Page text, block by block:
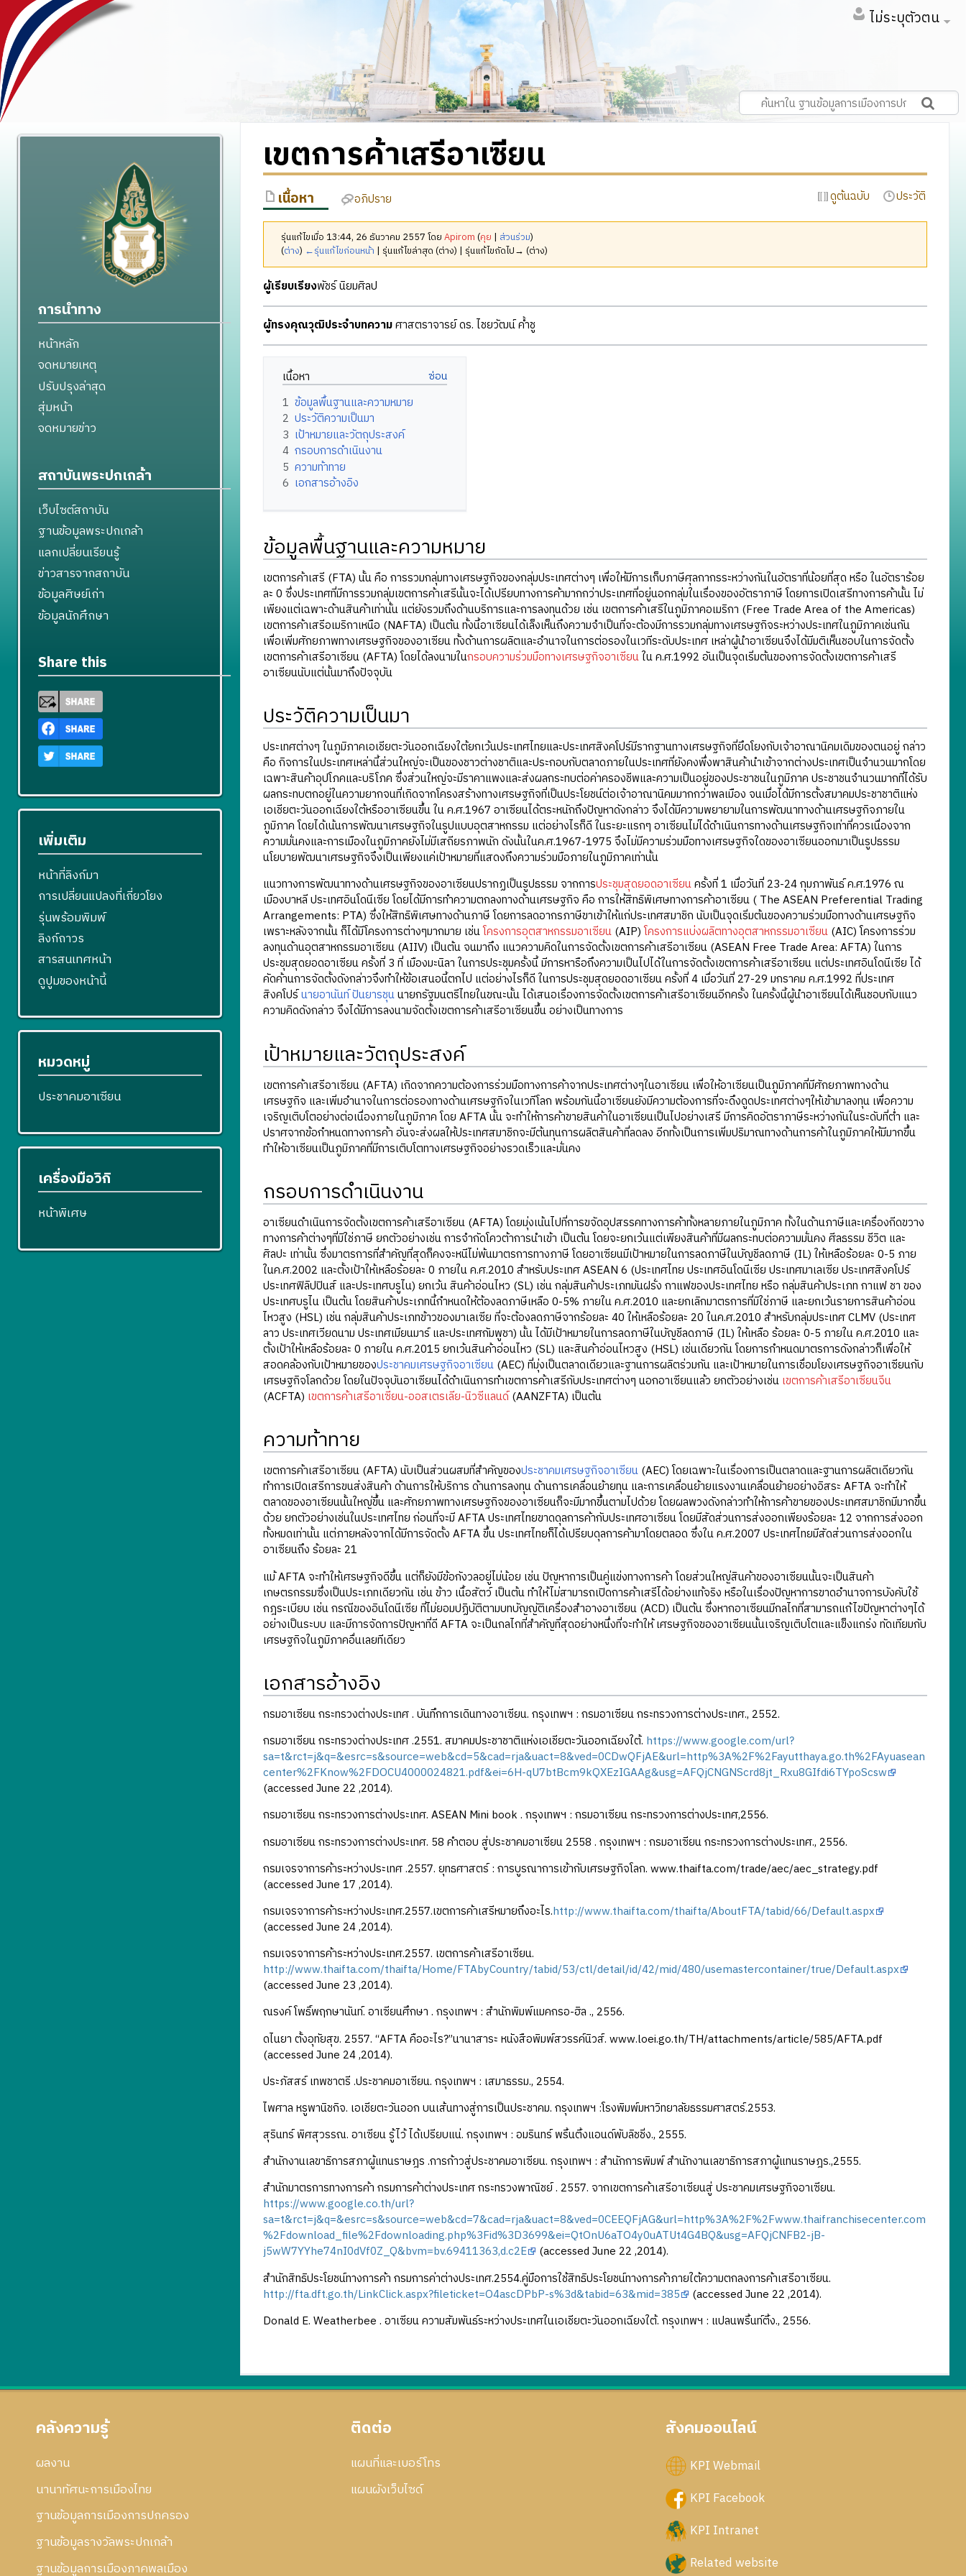
ไม่ระบุตัวตน
เขตการค้าเสรีอาเซียน
เนื้อหา อภิปราย ดูต้นฉบับ ประวัติ
รุ่นแก้ไขเมื่อ 13:44, 26 ธันวาคม 2557 โดยApirom (คุย | ส่วนร่วม)
(ต่าง) ←รุ่นแก้ไขก่อนหน้า | รุ่นแก้ไขล่าสุด (ต่าง) | รุ่นแก้ไขถัดไป→ (ต่าง)
ผู้เรียบเรียงพัชร์ นิยมศิลป
ผู้ทรงคุณวุฒิประจำบทความศาสตราจารย์ ดร. ไชยวัฒน์ ค้ำชู
เนื้อหา
1 ข้อมูลพื้นฐานและความหมาย
2 ประวัติความเป็นมา
3 เป้าหมายและวัตถุประสงค์
4 กรอบการดำเนินงาน
5 ความท้าทาย
6 เอกสารอ้างอิง
ข้อมูลพื้นฐานและความหมาย
เขตการค้าเสรี (FTA) นั้น คือ การรวมกลุ่มทางเศรษฐกิจของกลุ่มประเทศต่างๆ เพื่อให้มีการเก็บภาษีศุลกากรระหว่างกันในอัตราที่น้อยที่สุด หรือ ในอัตราร้อย
ละ 0 ซึ่งประเทศที่มีการรวมกลุ่มเขตการค้าเสรีนั้นจะได้เปรียบทางการค้ามากกว่าประเทศที่อยู่นอกกลุ่มในเรื่องของอัตราภาษี โดยการเปิดเสรีทางการค้านั้น ไม่
เพียงแต่เฉพาะด้านสินค้าเท่านั้น แต่ยังรวมถึงด้านบริการและการลงทุนด้วย เช่น เขตการค้าเสรีในภูมิภาคอเมริกา (Free Trade Area of the Americas)
เขตการค้าเสรีอเมริกาเหนือ (NAFTA) เป็นต้น ทั้งนี้อาเซียนได้เล็งเห็นถึงความจำเป็นที่จะต้องมีการรวมกลุ่มทางเศรษฐกิจระหว่างประเทศในภูมิภาคเช่นกัน
เพื่อเพิ่มศักยภาพทางเศรษฐกิจของอาเซียน ทั้งด้านการผลิตและอำนาจในการต่อรองในเวทีระดับประเทศ เหล่าผู้นำอาเซียนจึงได้มีมติเห็นชอบในการจัดตั้ง
เขตการค้าเสรีอาเซียน (AFTA) โดยได้ลงนามในกรอบความร่วมมือทางเศรษฐกิจอาเซียนใน ค.ศ.1992 อันเป็นจุดเริ่มต้นของการจัดตั้งเขตการค้าเสรี
อาเซียนนับแต่นั้นมาถึงปัจจุบัน
ประวัติความเป็นมา
ประเทศต่างๆ ในภูมิภาคเอเชียตะวันออกเฉียงใต้ยกเว้นประเทศไทยและประเทศสิงคโปร์มีรากฐานทางเศรษฐกิจที่ยึดโยงกับเจ้าอาณานิคมเดิมของตนอยู่ กล่าว
คือ กิจการในประเทศเหล่านี้ส่วนใหญ่จะเป็นของชาวต่างชาติและประกอบกับตลาดภายในประเทศที่ยังคงพึ่งพาสินค้านำเข้าจากต่างประเทศเป็นจำนวนมากโดย
เฉพาะสินค้าอุปโภคและบริโภค ซึ่งส่วนใหญ่จะมีราคาแพงและส่งผลกระทบต่อค่าครองชีพและความเป็นอยู่ของประชาชนในภูมิภาค ประชาชนจำนวนมากที่ได้รับ
ผลกระทบตกอยู่ในความยากจนที่เกิดจากโครงสร้างทางเศรษฐกิจที่เป็นประโยชน์ต่อเจ้าอาณานิคมมากกว่าพลเมือง จนเมื่อได้มีการตั้งสมาคมประชาชาติแห่ง
เอเชียตะวันออกเฉียงใต้หรืออาเซียนขึ้น ใน ค.ศ.1967 อาเซียนได้ตระหนักถึงปัญหาดังกล่าว จึงได้มีความพยายามในการพัฒนาทางด้านเศรษฐกิจภายใน
ภูมิภาค โดยได้เน้นการพัฒนาเศรษฐกิจในรูปแบบอุตสาหกรรม แต่อย่างไรก็ดี ในระยะแรกๆ อาเซียนไม่ได้ดำเนินการทางด้านเศรษฐกิจเท่าที่ควรเนื่องจาก
ความมั่นคงและการเมืองในภูมิภาคยังไม่มีเสถียรภาพนัก ดังนั้นในค.ศ.1967-1975 จึงไม่มีความร่วมมือทางเศรษฐกิจใดของอาเซียนออกมาเป็นรูปธรรม
นโยบายพัฒนาเศรษฐกิจจึงเป็นเพียงแค่เป้าหมายที่แสดงถึงความร่วมมือภายในภูมิภาคเท่านั้น
แนวทางการพัฒนาทางด้านเศรษฐกิจของอาเซียนปรากฏเป็นรูปธรรม จากการประชุมสุดยอดอาเซียนครั้งที่ 1 เมื่อวันที่ 23-24 กุมภาพันธ์ ค.ศ.1976 ณ
เมืองบาหลี ประเทศอินโดนีเซีย โดยได้มีการทำความตกลงทางด้านเศรษฐกิจ คือ การให้สิทธิพิเศษทางการค้าอาเซียน ( The ASEAN Preferential Trading
Arrangements: PTA) ซึ่งให้สิทธิพิเศษทางด้านภาษี โดยการลดอากรภาษีขาเข้าให้แก่ประเทศสมาชิก นับเป็นจุดเริ่มต้นของความร่วมมือทางด้านเศรษฐกิจ
เพราะหลังจากนั้น ก็ได้มีโครงการต่างๆมากมาย เช่นโครงการอุตสาหกรรมอาเซียน(AIP)โครงการแบ่งผลิตทางอุตสาหกรรมอาเซียน(AIC) โครงการร่วม
ลงทุนด้านอุตสาหกรรมอาเซียน (AIIV) เป็นต้น จนมาถึง แนวความคิดในการจัดตั้งเขตการค้าเสรีอาเซียน (ASEAN Free Trade Area: AFTA) ในการ
ประชุมสุดยอดอาเซียน ครั้งที่ 3 ที่ เมืองมะนิลา ในการประชุมครั้งนี้ มีการหารือถึงความเป็นไปได้ในการจัดตั้งเขตการค้าเสรีอาเซียน แต่ประเทศอินโดนีเซีย ได้
คัดค้านการจัดตั้งดังกล่าวจึงทำให้ข้อเสนอนี้ตกไป แต่อย่างไรก็ดี ในการประชุมสุดยอดอาเซียน ครั้งที่ 4 เมื่อวันที่ 27-29 มกราคม ค.ศ.1992 ที่ประเทศ
สิงคโปร์นายอานันท์ ปันยารชุนนายกรัฐมนตรีไทยในขณะนั้น ได้เสนอเรื่องการจัดตั้งเขตการค้าเสรีอาเซียนอีกครั้ง ในครั้งนี้ผู้นำอาเซียนได้เห็นชอบกับแนว
ความคิดดังกล่าว จึงได้มีการลงนามจัดตั้งเขตการค้าเสรีอาเซียนขึ้น อย่างเป็นทางการ
เป้าหมายและวัตถุประสงค์
เขตการค้าเสรีอาเซียน (AFTA) เกิดจากความต้องการร่วมมือทางการค้าจากประเทศต่างๆในอาเซียน เพื่อให้อาเซียนเป็นภูมิภาคที่มีศักยภาพทางด้าน
เศรษฐกิจ และเพิ่มอำนาจในการต่อรองทางด้านเศรษฐกิจในเวทีโลก พร้อมกันนี้อาเซียนยังมีความต้องการที่จะดึงดูดประเทศต่างๆให้เข้ามาลงทุน เพื่อความ
เจริญเติบโตอย่างต่อเนื่องภายในภูมิภาค โดย AFTA นั้น จะทำให้การค้าขายสินค้าในอาเซียนเป็นไปอย่างเสรี มีการคิดอัตราภาษีระหว่างกันในระดับที่ต่ำ และ
ปราศจากข้อกำหนดทางการค้า อันจะส่งผลให้ประเทศสมาชิกจะมีต้นทุนการผลิตสินค้าที่ลดลง อีกทั้งเป็นการเพิ่มปริมาณทางด้านการค้าในภูมิภาคให้มีมากขึ้น
ทำให้อาเซียนเป็นภูมิภาคที่มีการเติบโตทางเศรษฐกิจอย่างรวดเร็วและมั่นคง
กรอบการดำเนินงาน
อาเซียนดำเนินการจัดตั้งเขตการค้าเสรีอาเซียน (AFTA) โดยมุ่งเน้นไปที่การขจัดอุปสรรคทางการค้าทั้งหลายภายในภูมิภาค ทั้งในด้านภาษีและเครื่องกีดขวาง
ทางการค้าต่างๆที่มิใช่ภาษี ยกตัวอย่างเช่น การจำกัดโควต้าการนำเข้า เป็นต้น โดยจะยกเว้นแต่เพียงสินค้าที่มีผลกระทบต่อความมั่นคง ศีลธรรม ชีวิต และ
ศิลปะ เท่านั้น ซึ่งมาตรการที่สำคัญที่สุดก็คงจะหนีไม่พ้นมาตรการทางภาษี โดยอาเซียนมีเป้าหมายในการลดภาษีในบัญชีลดภาษี (IL) ให้เหลือร้อยละ 0-5 ภาย
ในค.ศ.2002 และตั้งเป้าให้เหลือร้อยละ 0 ภายใน ค.ศ.2010 สำหรับประเทศ ASEAN 6 (ประเทศไทย ประเทศอินโดนีเซีย ประเทศมาเลเซีย ประเทศสิงคโปร์
ประเทศฟิลิปปินส์ และประเทศบรูไน) ยกเว้น สินค้าอ่อนไหว (SL) เช่น กลุ่มสินค้าประเภทมันฝรั่ง กาแฟของประเทศไทย หรือ กลุ่มสินค้าประเภท กาแฟ ชา ของ
ประเทศบรูไน เป็นต้น โดยสินค้าประเภทนี้กำหนดให้ต้องลดภาษีเหลือ 0-5% ภายใน ค.ศ.2010 และยกเลิกมาตรการที่มิใช่ภาษี และยกเว้นรายการสินค้าอ่อน
ไหวสูง (HSL) เช่น กลุ่มสินค้าประเภทข้าวของมาเลเซีย ที่จะต้องลดภาษีจากร้อยละ 40 ให้เหลือร้อยละ 20 ในค.ศ.2010 สำหรับกลุ่มประเทศ CLMV (ประเทศ
ลาว ประเทศเวียดนาม ประเทศเมียนมาร์ และประเทศกัมพูชา) นั้น ได้มีเป้าหมายในการลดภาษีในบัญชีลดภาษี (IL) ให้เหลือ ร้อยละ 0-5 ภายใน ค.ศ.2010 และ
ตั้งเป้าให้เหลือร้อยละ 0 ภายใน ค.ศ.2015 ยกเว้นสินค้าอ่อนไหว (SL) และสินค้าอ่อนไหวสูง (HSL) เช่นเดียวกัน โดยการกำหนดมาตรการดังกล่าวก็เพื่อให้
สอดคล้องกับเป้าหมายของประชาคมเศรษฐกิจอาเซียน(AEC) ที่มุ่งเป็นตลาดเดียวและฐานการผลิตร่วมกัน และเป้าหมายในการเชื่อมโยงเศรษฐกิจอาเซียนกับ
เศรษฐกิจโลกด้วย โดยในปัจจุบันอาเซียนได้ดำเนินการทำเขตการค้าเสรีกับประเทศต่างๆ นอกอาเซียนแล้ว ยกตัวอย่างเช่น เขตการค้าเสรีอาเซียนจีน
(ACFTA) เขตการค้าเสรีอาเซียน-ออสเตรเลีย-นิวซีแลนด์(AANZFTA) เป็นต้น
ความท้าทาย
เขตการค้าเสรีอาเซียน (AFTA) นับเป็นส่วนผสมที่สำคัญของประชาคมเศรษฐกิจอาเซียน(AEC) โดยเฉพาะในเรื่องการเป็นตลาดและฐานการผลิตเดียวกัน
ทำการเปิดเสรีการขนส่งสินค้า ด้านการให้บริการ ด้านการลงทุน ด้านการเคลื่อนย้ายทุน และการเคลื่อนย้ายแรงงานเคลื่อนย้ายอย่างอิสระ AFTA จะทำให้
ตลาดของอาเซียนนั้นใหญ่ขึ้น และศักยภาพทางเศรษฐกิจของอาเซียนก็จะมีมากขึ้นตามไปด้วย โดยผลพวงดังกล่าวทำให้การค้าขายของประเทศสมาชิกมีมากขึ้น
ด้วย ยกตัวอย่างเช่นในประเทศไทย ก่อนที่จะมี AFTA ประเทศไทยขาดดุลการค้ากับประเทศอาเซียน โดยมีสัดส่วนการส่งออกเพียงร้อยละ 12 จากการส่งออก
ทั้งหมดเท่านั้น แต่ภายหลังจากได้มีการจัดตั้ง AFTA ขึ้น ประเทศไทยก็ได้เปรียบดุลการค้ามาโดยตลอด ซึ่งใน ค.ศ.2007 ประเทศไทยมีสัดส่วนการส่งออกใน
อาเซียนถึง ร้อยละ 21
แม้ AFTA จะทำให้เศรษฐกิจดีขึ้น แต่ก็ยังมีข้อกังวลอยู่ไม่น้อย เช่น ปัญหาการเป็นคู่แข่งทางการค้า โดยส่วนใหญ่สินค้าของอาเซียนนั้นจะเป็นสินค้า
เกษตรกรรมซึ่งเป็นประเภทเดียวกัน เช่น ข้าว เนื้อสัตว์ เป็นต้น ทำให้ไม่สามารถเปิดการค้าเสรีได้อย่างแท้จริง หรือในเรื่องปัญหาการขาดอำนาจการบังคับใช้
กฎระเบียบ เช่น กรณีของอินโดนีเซีย ที่ไม่ยอมปฏิบัติตามบทบัญญัติเครื่องสำอางอาเซียน (ACD) เป็นต้น ซึ่งหากอาเซียนมีกลไกที่สามารถแก้ไขปัญหาต่างๆได้
อย่างเป็นระบบ และมีการจัดการปัญหาที่ดี AFTA จะเป็นกลไกที่สำคัญที่สุดอย่างหนึ่งที่จะทำให้ เศรษฐกิจของอาเซียนนั้นเจริญเติบโตและแข็งแกร่ง ทัดเทียมกับ
เศรษฐกิจในภูมิภาคอื่นเลยทีเดียว
เอกสารอ้างอิง
กรมอาเซียน กระทรวงต่างประเทศ . บันทึกการเดินทางอาเซียน. กรุงเทพฯ : กรมอาเซียน กระทรวงการต่างประเทศ., 2552.
กรมอาเซียน กระทรวงต่างประเทศ .2551. สมาคมประชาชาติแห่งเอเชียตะวันออกเฉียงใต้. https://www.google.com/url?
sa=t&rct=j&q=&esrc=s&source=web&cd=5&cad=rja&uact=8&ved=0CDwQFjAE&url=http%3A%2F%2Fayutthaya.go.th%2FAyuasean
center%2FKnow%2FDOCU4000024821.pdf&ei=6H-qU7btBcm9kQXEzIGAAg&usg=AFQjCNGNScrd8jt_Rxu8GIfdi6TYpoScsw
(accessed June 22 ,2014).
กรมอาเซียน กระทรวงการต่างประเทศ. ASEAN Mini book . กรุงเทพฯ : กรมอาเซียน กระทรวงการต่างประเทศ,2556.
กรมอาเซียน กระทรวงการต่างประเทศ. 58 คำตอบ สู่ประชาคมอาเซียน 2558 . กรุงเทพฯ : กรมอาเซียน กระทรวงการต่างประเทศ., 2556.
กรมเจรจาการค้าระหว่างประเทศ .2557. ยุทธศาสตร์ : การบูรณาการเข้ากับเศรษฐกิจโลก. www.thaifta.com/trade/aec/aec_strategy.pdf
(accessed June 17 ,2014).
กรมเจรจาการค้าระหว่างประเทศ.2557.เขตการค้าเสรีหมายถึงอะไร.http://www.thaifta.com/thaifta/AboutFTA/tabid/66/Default.aspx
(accessed June 24 ,2014).
กรมเจรจาการค้าระหว่างประเทศ.2557. เขตการค้าเสรีอาเซียน.
http://www.thaifta.com/thaifta/Home/FTAbyCountry/tabid/53/ctl/detail/id/42/mid/480/usemastercontainer/true/Default.aspx
(accessed June 23 ,2014).
ณรงค์ โพธิ์พฤกษานันท์. อาเซียนศึกษา . กรุงเทพฯ : สำนักพิมพ์แมคกรอ-ฮิล ., 2556.
ดไนยา ตั้งอุทัยสุข. 2557. “AFTA คืออะไร?”นานาสาระ หนังสือพิมพ์สวรรค์นิวส์. www.loei.go.th/TH/attachments/article/585/AFTA.pdf
(accessed June 24 ,2014).
ประภัสสร์ เทพชาตรี .ประชาคมอาเซียน. กรุงเทพฯ : เสมาธรรม., 2554.
ไพศาล หรูพานิชกิจ. เอเชียตะวันออก บนเส้นทางสู่การเป็นประชาคม. กรุงเทพฯ :โรงพิมพ์มหาวิทยาลัยธรรมศาสตร์.2553.
สุรินทร์ พิศสุวรรณ. อาเซียน รู้ไว้ ได้เปรียบแน่. กรุงเทพฯ : อมรินทร์ พริ้นติ้งแอนด์พับลิชชิ่ง., 2555.
สำนักงานเลขาธิการสภาผู้แทนราษฎร .การก้าวสู่ประชาคมอาเซียน. กรุงเทพฯ : สำนักการพิมพ์ สำนักงานเลขาธิการสภาผู้แทนราษฎร.,2555.
สำนักมาตรการทางการค้า กรมการค้าต่างประเทศ กระทรวงพาณิชย์ . 2557. จากเขตการค้าเสรีอาเซียนสู่ ประชาคมเศรษฐกิจอาเซียน.
https://www.google.co.th/url?
sa=t&rct=j&q=&esrc=s&source=web&cd=7&cad=rja&uact=8&ved=0CEEQFjAG&url=http%3A%2F%2Fwww.thaifranchisecenter.com
%2Fdownload_file%2Fdownloading.php%3Fid%3D3699&ei=QtOnU6aTO4y0uATUt4G4BQ&usg=AFQjCNFB2-jB-
j5wW7YYhe74nI0dVf0Z_Q&bvm=bv.69411363,d.c2E
(accessed June 22 ,2014).
สำนักสิทธิประโยชน์ทางการค้า กรมการค่าต่างประเทศ.2554.คู่มือการใช้สิทธิประโยชน์ทางการค้าภายใต้ความตกลงการค้าเสรีอาเซียน.
http://fta.dft.go.th/LinkClick.aspx?fileticket=O4ascDPbP-s%3d&tabid=63&mid=385
(accessed June 22 ,2014).
Donald E. Weatherbee . อาเซียน ความสัมพันธ์ระหว่างประเทศในเอเชียตะวันออกเฉียงใต้. กรุงเทพฯ : แปลนพริ้นท์ติ้ง., 2556.
การนำทาง
หน้าหลัก
จดหมายเหตุ
ปรับปรุงล่าสุด
สุ่มหน้า
จดหมายข่าว
สถาบันพระปกเกล้า
เว็บไซต์สถาบัน
ฐานข้อมูลพระปกเกล้า
แลกเปลี่ยนเรียนรู้
ข่าวสารจากสถาบัน
ข้อมูลศิษย์เก่า
ข้อมูลนักศึกษา
Share this
เพิ่มเติม
หน้าที่ลิงก์มา
การเปลี่ยนแปลงที่เกี่ยวโยง
รุ่นพร้อมพิมพ์
ลิงก์ถาวร
สารสนเทศหน้า
ดูปูมของหน้านี้
หมวดหมู่
ประชาคมอาเซียน
เครื่องมือวิกิ
หน้าพิเศษ
คลังความรู้
ผลงาน
นานาทัศนะการเมืองไทย
ฐานข้อมูลการเมืองการปกครอง
ฐานข้อมูลรางวัลพระปกเกล้า
ฐานข้อมูลการเมืองภาคพลเมือง
ติดต่อ
แผนที่และเบอร์โทร
แผนผังเว็บไซด์
สังคมออนไลน์
KPI Webmail
KPI Facebook
KPI Intranet
Related website